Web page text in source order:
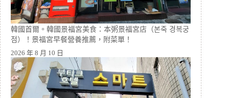
韓國首爾。韓國景福宮美食：本粥景福宮店（본죽 경복궁
점）！景福宮早餐營養推薦，附菜單！
2026 年 8 月 10 日